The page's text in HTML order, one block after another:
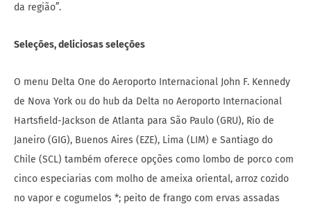
da região”.
Seleções, deliciosas seleções
O menu Delta One do Aeroporto Internacional John F. Kennedy
de Nova York ou do hub da Delta no Aeroporto Internacional
Hartsfield-Jackson de Atlanta para São Paulo (GRU), Rio de
Janeiro (GIG), Buenos Aires (EZE), Lima (LIM) e Santiago do
Chile (SCL) também oferece opções como lombo de porco com
cinco especiarias com molho de ameixa oriental, arroz cozido
no vapor e cogumelos *; peito de frango com ervas assadas